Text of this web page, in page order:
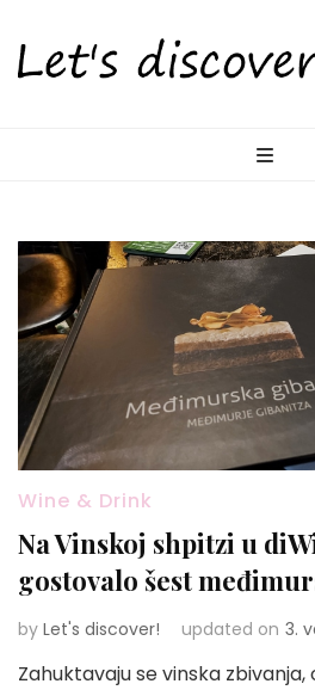
Wine & Drink
Na Vinskoj shpitzi u
gostovalo šest
by Let's discover! updated on 3.
Zahuktavaju se vinska